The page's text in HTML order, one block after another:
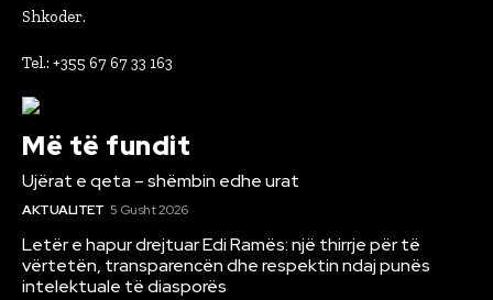
Shkoder.
Tel.: +355 67 67 33 163
Më të fundit
Ujërat e qeta – shëmbin edhe urat
AKTUALITET 5 Gusht 2026
Letër e hapur drejtuar Edi Ramës: një thirrje për të
vërtetën, transparencën dhe respektin ndaj punës
intelektuale të diasporës